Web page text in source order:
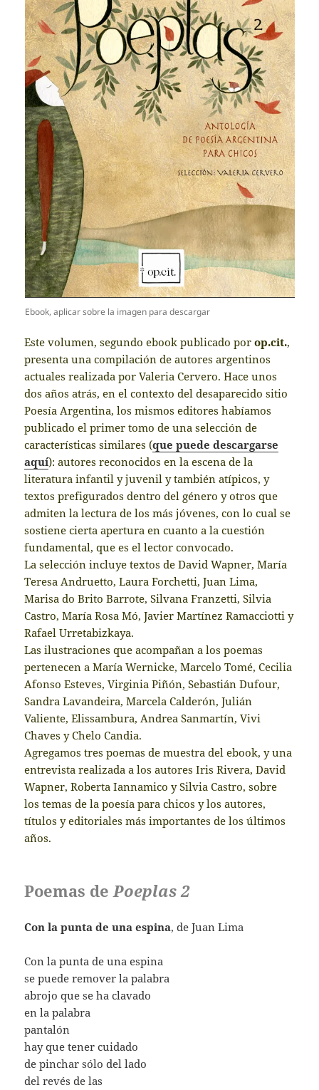
Ebook, aplicar sobre la imagen para descargar
Este volumen, segundo ebook publicado porop.cit.,
presenta una compilación de autores argentinos
actuales realizada por Valeria Cervero. Hace unos
dos años atrás, en el contexto del desaparecido sitio
Poesía Argentina, los mismos editores habíamos
publicado el primer tomo de una selección de
características similares (que puede descargarse
aquí): autores reconocidos en la escena de la
literatura infantil y juvenil y también atípicos, y
textos prefigurados dentro del género y otros que
admiten la lectura de los más jóvenes, con lo cual se
sostiene cierta apertura en cuanto a la cuestión
fundamental, que es el lector convocado.
La selección incluye textos de David Wapner, María
Teresa Andruetto, Laura Forchetti, Juan Lima,
Marisa do Brito Barrote, Silvana Franzetti, Silvia
Castro, María Rosa Mó, Javier Martínez Ramacciotti y
Rafael Urretabizkaya.
Las ilustraciones que acompañan a los poemas
pertenecen a María Wernicke, Marcelo Tomé, Cecilia
Afonso Esteves, Virginia Piñón, Sebastián Dufour,
Sandra Lavandeira, Marcela Calderón, Julián
Valiente, Elissambura, Andrea Sanmartín, Vivi
Chaves y Chelo Candia.
Agregamos tres poemas de muestra del ebook, y una
entrevista realizada a los autores Iris Rivera, David
Wapner, Roberta Iannamico y Silvia Castro, sobre
los temas de la poesía para chicos y los autores,
títulos y editoriales más importantes de los últimos
años.
Poemas dePoeplas 2
Con la punta de una espina, de Juan Lima
Con la punta de una espina
se puede remover la palabra
abrojo que se ha clavado
en la palabra
pantalón
hay que tener cuidado
de pinchar sólo del lado
del revés de las